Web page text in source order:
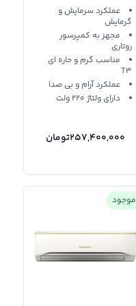
R410 T3
عملکرد سرمايش و
گرمایش
مجهز به کمپرسور
روتاری
مناسب گرم و حاره ای
T3
عملکرد آرام و بی صدا
دارای ولتاژ 220 ولت
257,400,000تومان
موجود